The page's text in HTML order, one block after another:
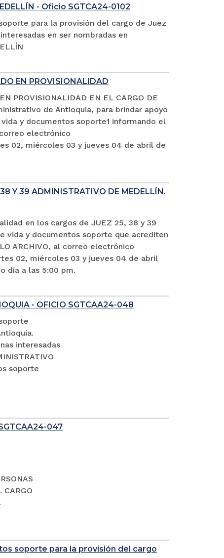
- Oficio SGTCA24-0102
para la provisión del cargo de Juez
en ser nombradas en
EN PROVISIONALIDAD
PROVISIONALIDAD EN EL CARGO DE
de Antioquia, para brindar apoyo
y documentos soporte1 informando el
correo electrónico
02, miércoles 03 y jueves 04 de abril de
Y 39 ADMINISTRATIVO DE MEDELLÍN.
en los cargos de JUEZ 25, 38 y 39
vida y documentos soporte que acrediten
ARCHIVO, al correo electrónico
02, miércoles 03 y jueves 04 de abril
día a las 5:00 pm.
- OFICIO SGTCAA24-048
interesadas
soporte
047
CARGO
soporte para la provisión del cargo